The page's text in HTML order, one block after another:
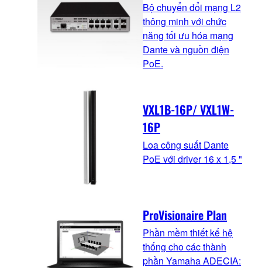
Bộ chuyển đổi mạng L2
thông minh với chức
năng tối ưu hóa mạng
Dante và nguồn điện
PoE.
VXL1B-16P/ VXL1W-
16P
Loa công suất Dante
PoE với driver 16 x 1,5 "
ProVisionaire Plan
Phần mềm thiết kế hệ
thống cho các thành
phần Yamaha ADECIA: